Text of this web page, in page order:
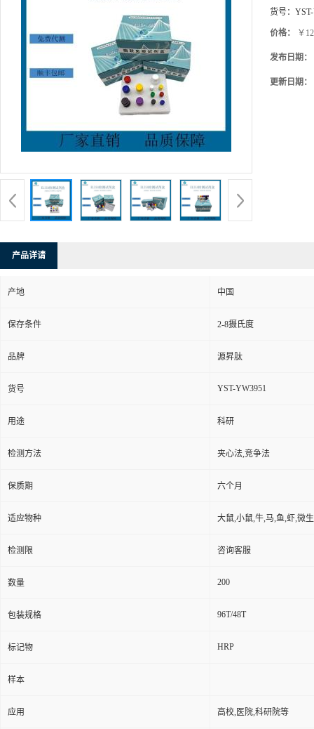
货号：
价格： ￥
发布日期：
更新日期：
产品详请
产地 中国
保存条件 2-8摄氏度
品牌 源昇肽
货号 YST-YW3951
用途 科研
检测方法 夹心法,竞争法
保质期 六个月
适应物种 大鼠,小鼠,牛,马,鱼,虾,微
检测限 咨询客服
数量 200
包装规格 96T/48T
标记物 HRP
样本
应用 高校,医院,科研院等